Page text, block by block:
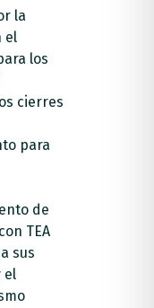
la
el
los
cierres
para
de
TEA
sus
el